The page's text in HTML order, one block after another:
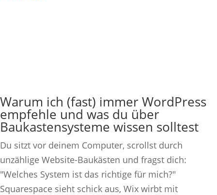
Warum ich (fast) immer WordPress
empfehle und was du über
Baukastensysteme wissen solltest
Du sitzt vor deinem Computer, scrollst durch
unzählige Website-Baukästen und fragst dich:
"Welches System ist das richtige für mich?"
Squarespace sieht schick aus, Wix wirbt mit